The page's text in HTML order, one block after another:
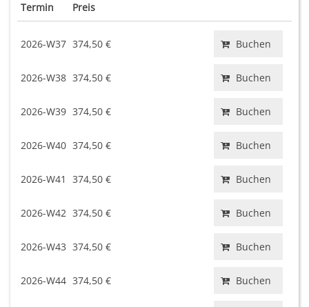
Termin Preis
2026-W37 374,50 € Buchen
2026-W38 374,50 € Buchen
2026-W39 374,50 € Buchen
2026-W40 374,50 € Buchen
2026-W41 374,50 € Buchen
2026-W42 374,50 € Buchen
2026-W43 374,50 € Buchen
2026-W44 374,50 € Buchen